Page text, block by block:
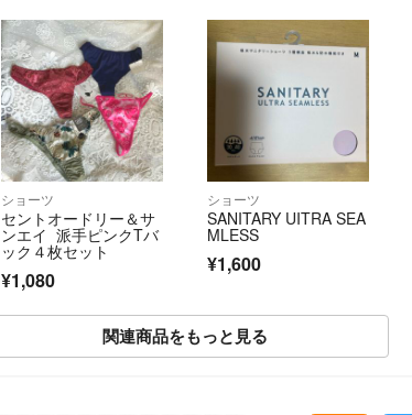
ショーツ
セントオードリー＆サ
ンエイ 派手ピンクTバ
ック４枚セット
¥1,080
ショーツ
SANITARY UITRA SEA
MLESS
¥1,600
関連商品をもっと見る